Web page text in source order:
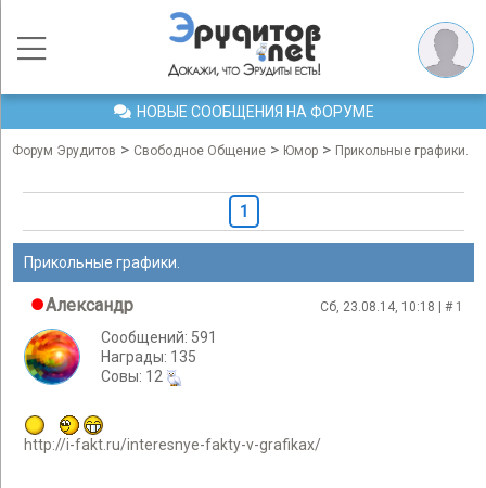
НОВЫЕ СООБЩЕНИЯ НА ФОРУМЕ
Форум Эрудитов > Свободное Общение > Юмор > Прикольные графики.
1
Прикольные графики.
Александр Сб, 23.08.14, 10:18 | # 1
Сообщений: 591
Награды: 135
Cовы: 12
http://i-fakt.ru/interesnye-fakty-v-grafikax/